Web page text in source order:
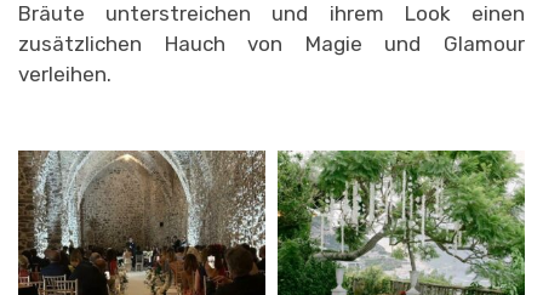
Bräute unterstreichen und ihrem Look einen
zusätzlichen Hauch von Magie und Glamour
verleihen.